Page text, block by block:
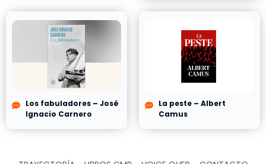
Los fabuladores – José
Ignacio Carnero
La peste – Albert
Camus